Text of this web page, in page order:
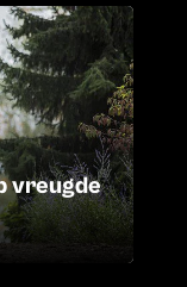
vreugde